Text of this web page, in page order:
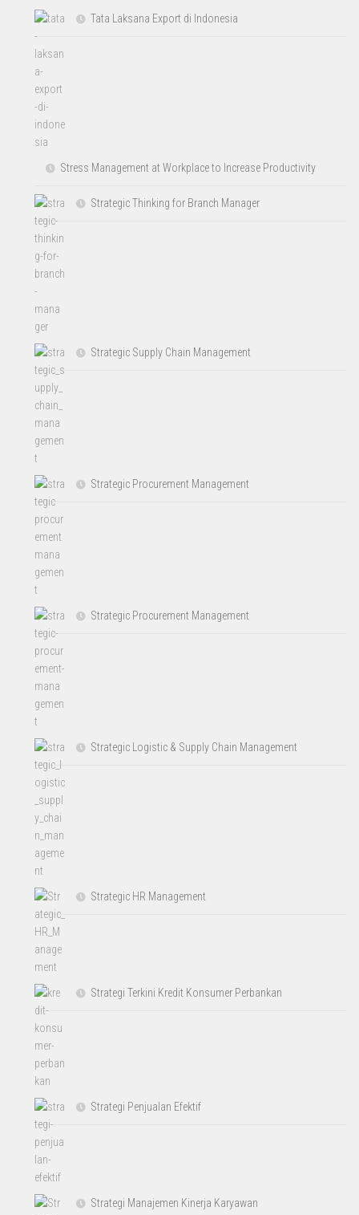
Tata Laksana Export di Indonesia
Stress Management at Workplace to Increase Productivity
Strategic Thinking for Branch Manager
Strategic Supply Chain Management
Strategic Procurement Management
Strategic Procurement Management
Strategic Logistic & Supply Chain Management
Strategic HR Management
Strategi Terkini Kredit Konsumer Perbankan
Strategi Penjualan Efektif
Strategi Manajemen Kinerja Karyawan